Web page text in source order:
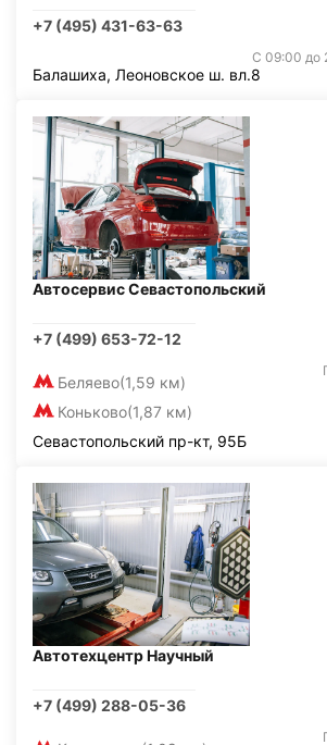
+7 (495) 431-63-63
С 09:00 до
Балашиха, Леоновское ш. вл.8
Автосервис Севастопольский
+7 (499) 653-72-12
Беляево(1,59 км)
Коньково(1,87 км)
Севастопольский пр-кт, 95Б
Автотехцентр Научный
+7 (499) 288-05-36